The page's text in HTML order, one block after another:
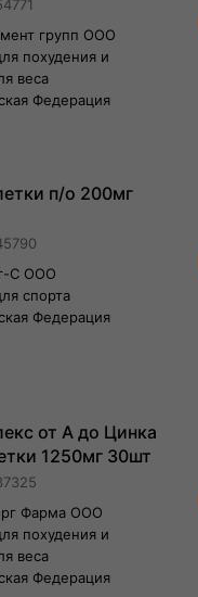
групп ООО
похудения и
веса
Федерация
п/о 200мг
С ООО
спорта
Федерация
от А до Цинка
1250мг 30шт
Фарма ООО
похудения и
веса
Федерация